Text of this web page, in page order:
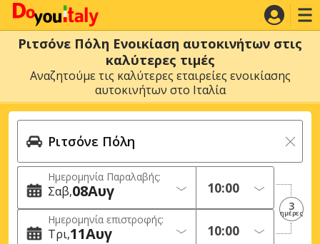
Ριτσόνε Πόλη Ενοικίαση αυτοκινήτων στις
καλύτερες τιμές
Αναζητούμε τις καλύτερες εταιρείες ενοικίασης
αυτοκινήτων στο Ιταλία
Ημερομηνία Παραλαβής:
Σαβ 08Αυγ
Ημερομηνία επιστροφής:
Τρι 11Αυγ
3
ημέρες